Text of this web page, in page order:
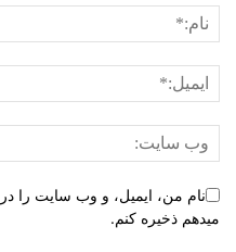
نام من، ایمیل، و وب سایت را
میدهم ذخیره کنم.